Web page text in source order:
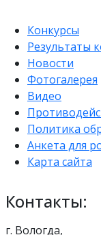
Конкурсы
Результаты
Новости
Фотогалерея
Видео
Политика
Анкета для
Карта сайта
Контакты:
г. Вологда,